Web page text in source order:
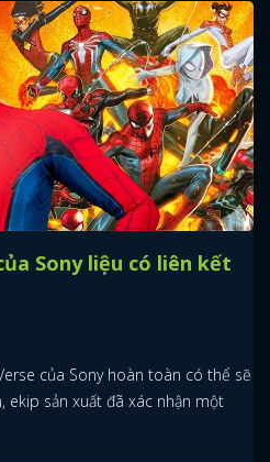
Sony liệu có liên kết
của Sony hoàn toàn có thể sẽ
ekip sản xuất đã xác nhận một